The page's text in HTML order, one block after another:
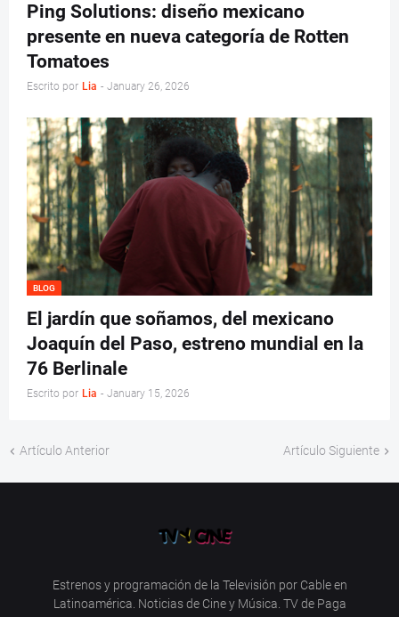
Ping Solutions: diseño mexicano
presente en nueva categoría de Rotten
Tomatoes
Escrito por Lia - January 26, 2026
BLOG
El jardín que soñamos, del mexicano
Joaquín del Paso, estreno mundial en la
76 Berlinale
Escrito por Lia - January 15, 2026
Artículo Anterior Artículo Siguiente
Estrenos y programación de la Televisión por Cable en
Latinoamérica. Noticias de Cine y Música. TV de Paga